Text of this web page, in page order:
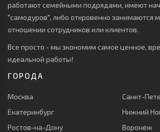
работают семейными подрядами, имеют
"самодуров", либо откровенно занимаются
отношении сотрудников или клиентов.
Все просто - мы экономим самое ценное,
идеальной работы!
ГОРОДА
Москва
Санкт-
Екатеринбург
Нижний
Ростов-на-Дону
Воронеж